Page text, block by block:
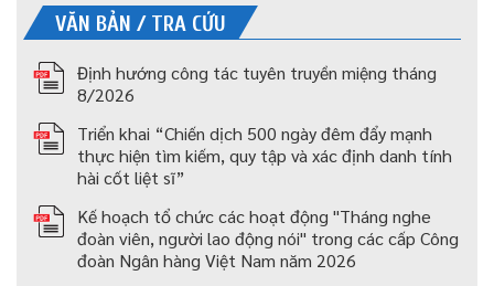
VĂN BẢN / TRA CỨU
Định hướng công tác tuyên truyền miệng tháng
8/2026
Triển khai “Chiến dịch 500 ngày đêm đẩy mạnh
thực hiện tìm kiếm, quy tập và xác định danh tính
hài cốt liệt sĩ”
Kế hoạch tổ chức các hoạt động "Tháng nghe
đoàn viên, người lao động nói" trong các cấp Công
đoàn Ngân hàng Việt Nam năm 2026